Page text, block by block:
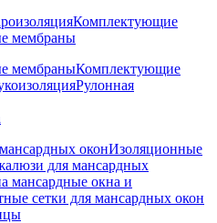
Комплектующие
мембраны
мембраныКомплектующие
Рулонная
оконИзоляционные
для мансардных
мансардные окна и
сетки для мансардных окон